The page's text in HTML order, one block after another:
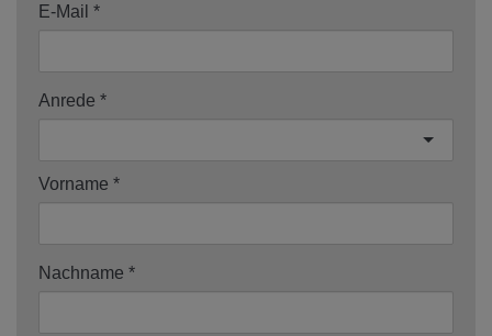
E-Mail
Anrede
Vorname
Nachname